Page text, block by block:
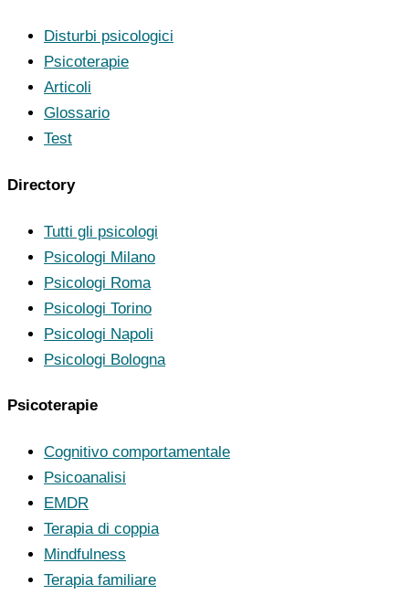
Disturbi psicologici
Psicoterapie
Articoli
Glossario
Test
Directory
Tutti gli psicologi
Psicologi Milano
Psicologi Roma
Psicologi Torino
Psicologi Napoli
Psicologi Bologna
Psicoterapie
Cognitivo comportamentale
Psicoanalisi
EMDR
Terapia di coppia
Mindfulness
Terapia familiare